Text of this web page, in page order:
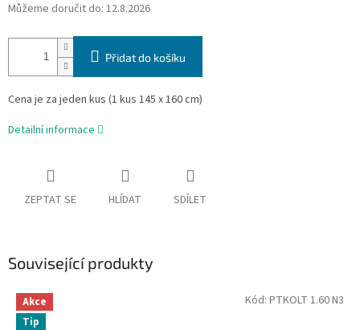
Můžeme doručit do: 12.8.2026
Přidat do košíku
Cena je za jeden kus (1 kus 145 x 160 cm)
Detailní informace
ZEPTAT SE HLÍDAT SDÍLET
Související produkty
Akce
Tip
Kód: PTKOLT 1.60 N3